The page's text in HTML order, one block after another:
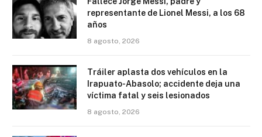
representante de Lionel Messi, a los 68
años
8 agosto, 2026
Tráiler aplasta dos vehículos en la
Irapuato-Abasolo; accidente deja una
víctima fatal y seis lesionados
8 agosto, 2026